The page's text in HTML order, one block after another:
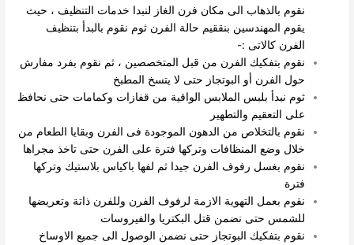
نقوم بالذهاب الى مكان فرن الغاز لنبدا خدمات التنظيف ، حيث
يقوم المهندسين بنققيم حالة الفرن ثوم نقوم بالبدأ بتنظيف
الفرن كالاتى :-
نقوم بتفكيك الفرن من قبل المتخصصين ، ثم نقوم بفرد مفارش
حول الفرن أو البوتجاز حتى لا يتسخ المطبخ
ثوم نبدأ بلبس الملابس الواقية من قفازات وكمامات حتى نحافظ
على التعقيم والتطهير
نقوم بالتخلاص من الدهون الموجودة فى الفرن وبقايا الطعام من
خلال وضع المنظافات وتركها فترة على الفرن حتى تاخذ مجراها
نقوم بغسل رفوف الفرن جيدا ثم لفها باكياس بلاستيك وتركها
فترة
نقوم بعمل التهوية الازمة لرفوف الفرن وللفرن ذاتة وتعريضها
للشمس حتى نضمن قتل البكتريا والفيروسات
نقوم بتفكيك البوتجاز حتى نضمن الوصول الى جميع الاوساخ